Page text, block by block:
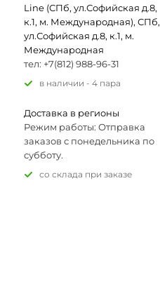
Line (СПб, ул.Софийская д.8,
к.1, м. Международная), СПб,
ул.Софийская д.8, к.1, м.
Международная
тел: +7(812) 988-96-31
В наличии - 4 пара
Доставка в регионы
Режим работы: Отправка
заказов с понедельника по
субботу.
Со склада при заказе